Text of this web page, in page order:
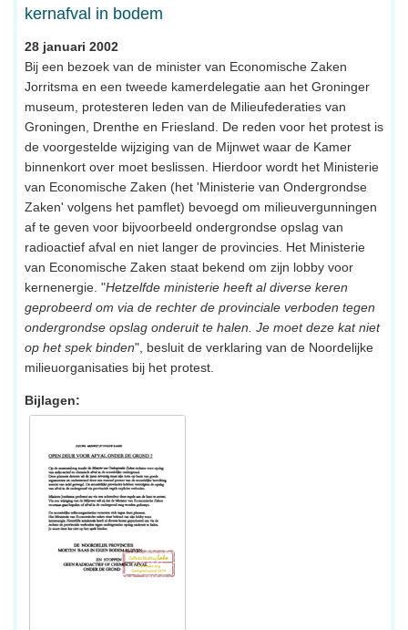
kernafval in bodem
28 januari 2002
Bij een bezoek van de minister van Economische Zaken
Jorritsma en een tweede kamerdelegatie aan het Groninger
museum, protesteren leden van de Milieufederaties van
Groningen, Drenthe en Friesland. De reden voor het protest is
de voorgestelde wijziging van de Mijnwet waar de Kamer
binnenkort over moet beslissen. Hierdoor wordt het Ministerie
van Economische Zaken (het 'Ministerie van Ondergrondse
Zaken' volgens het pamflet) bevoegd om milieuvergunningen
af te geven voor bijvoorbeeld ondergrondse opslag van
radioactief afval en niet langer de provincies. Het Ministerie
van Economische Zaken staat bekend om zijn lobby voor
kernenergie. "Hetzelfde ministerie heeft al diverse keren
geprobeerd om via de rechter de provinciale verboden tegen
ondergrondse opslag onderuit te halen. Je moet deze kat niet
op het spek binden", besluit de verklaring van de Noordelijke
milieuorganisaties bij het protest.
Bijlagen: